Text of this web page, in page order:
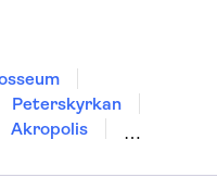
Peterskyrkan
Akropolis